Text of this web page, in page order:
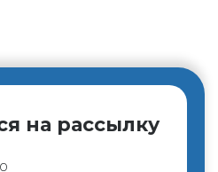
на рассылку